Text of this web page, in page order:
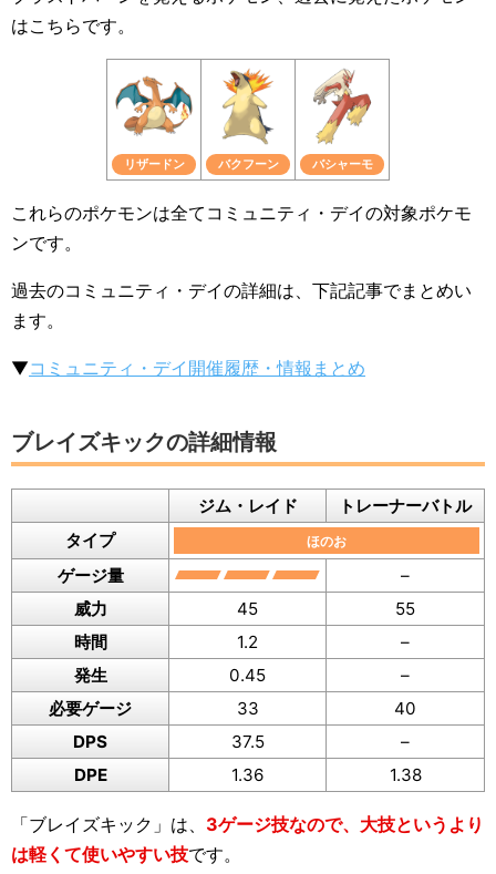
はこちらです。
リザードン バクフーン バシャーモ
これらのポケモンは全てコミュニティ・デイの対象ポケモ
ンです。
過去のコミュニティ・デイの詳細は、下記記事でまとめい
ます。
▼コミュニティ・デイ開催履歴・情報まとめ
ブレイズキックの詳細情報
ジム・レイド
トレーナーバトル
タイプ
ほのお
ゲージ量
–
威力
45
55
時間
1.2
–
発生
0.45
–
必要ゲージ
33
40
DPS
37.5
–
DPE
1.36 1.38
「ブレイズキック」は、 3ゲージ技なので、大技というより
は軽くて使いやすい技です。